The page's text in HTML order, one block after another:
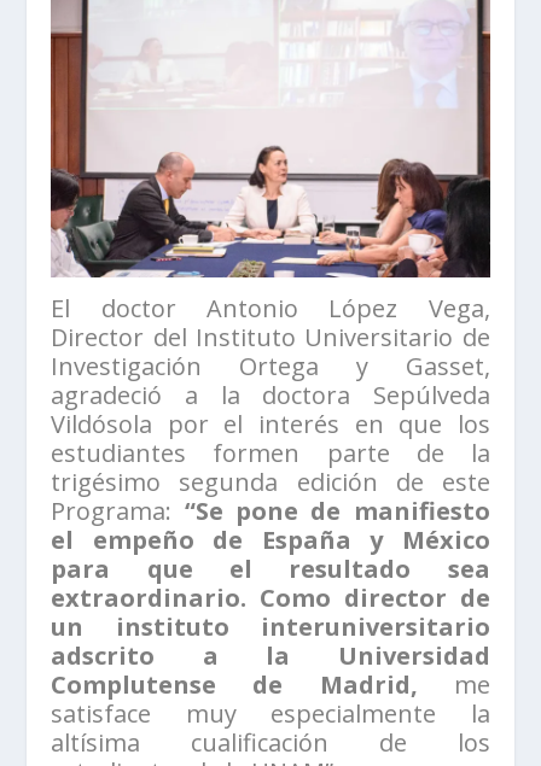
El doctor Antonio López Vega,
Director del Instituto Universitario de
Investigación Ortega y Gasset,
agradeció a la doctora Sepúlveda
Vildósola por el interés en que los
estudiantes formen parte de la
trigésimo segunda edición de este
Programa: “Se pone de manifiesto
el empeño de España y México
para que el resultado sea
extraordinario. Como director de
un instituto interuniversitario
adscrito a la Universidad
Complutense de Madrid, me
satisface muy especialmente la
altísima cualificación de los